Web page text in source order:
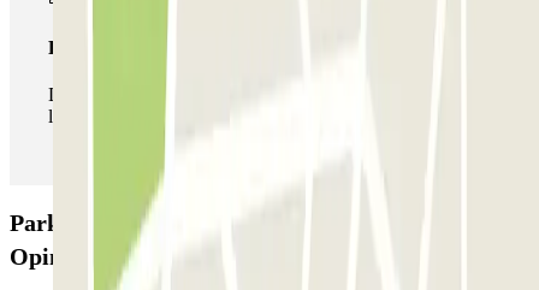
Pase ilimitado
Durante tu estancia podrás entrar y salir del parking todas
las veces que quieras.
Parking Parc De Les Pruneres PARKIA:
Opiniones